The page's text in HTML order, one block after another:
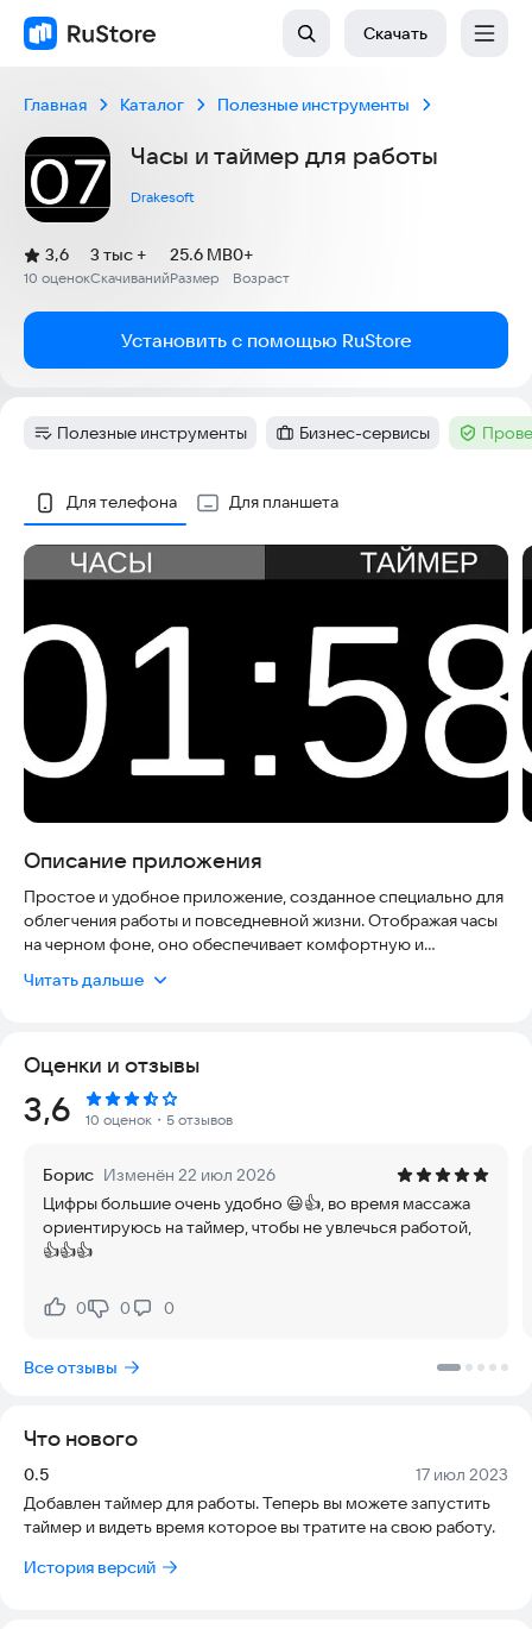
Скачать
Главная Каталог Полезные инструменты
Часы и таймер для работы
Drakesoft
Рейтинг:
3,6
(
10 оценок
)
Скачиваний
3 тыс +
Размер
25.6 MB
Возраст
0+
Установить с помощью RuStore
Категория:
Полезные инструменты Категория :
Бизнес-сервисы Тег :
Скриншоты
Для телефона Для планшета
Описание приложения
Простое и удобное приложение, созданное специально для
облегчения работы и повседневной жизни. Отображая часы
на черном фоне, оно обеспечивает комфортную и
отслеживать время без лишних отвлечений. Благодаря
предоставляют надежный и ненавязчивый способ
отображения времени, делая вашу работу более
продуктивной и эффективной.
Читать дальше
Оценки и отзывы
Рейтинг:
3,6 10 оценок ・5 отзывов
Борис Изменён 22 июл 2026
Цифры большие очень удобно 😃👍, во время массажа
ориентируюсь на таймер, чтобы не увлечься работой,
👍👍👍
Нравится:
0Не нравится:
0 0
Все отзывы
Что нового
Версия:
0.5 Дата:
17 июл 2023
Добавлен таймер для работы. Теперь вы можете запустить
таймер и видеть время которое вы тратите на свою работу.
История версий